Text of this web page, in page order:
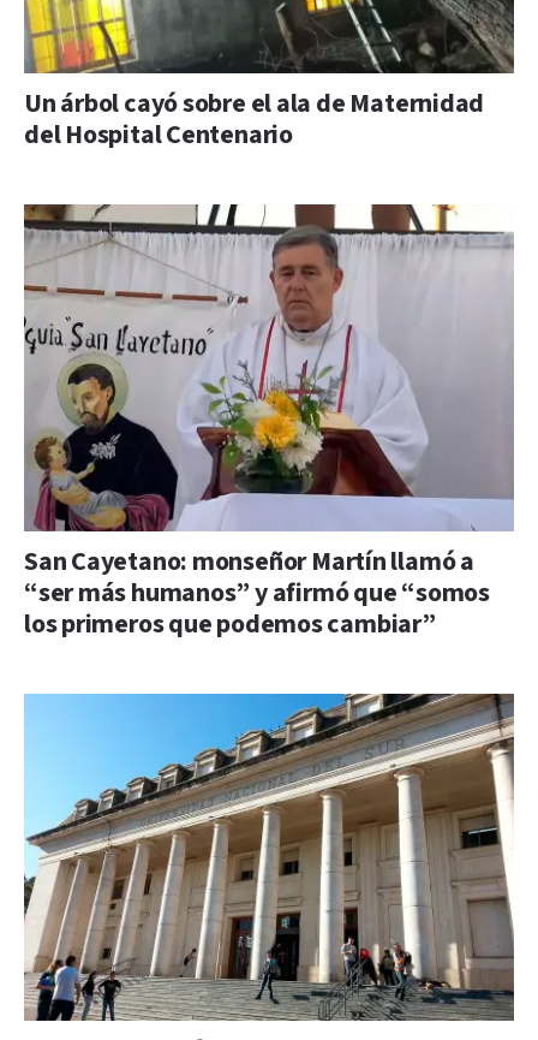
Un árbol cayó sobre el ala de Maternidad
del Hospital Centenario
San Cayetano: monseñor Martín llamó a
“ser más humanos” y afirmó que “somos
los primeros que podemos cambiar”